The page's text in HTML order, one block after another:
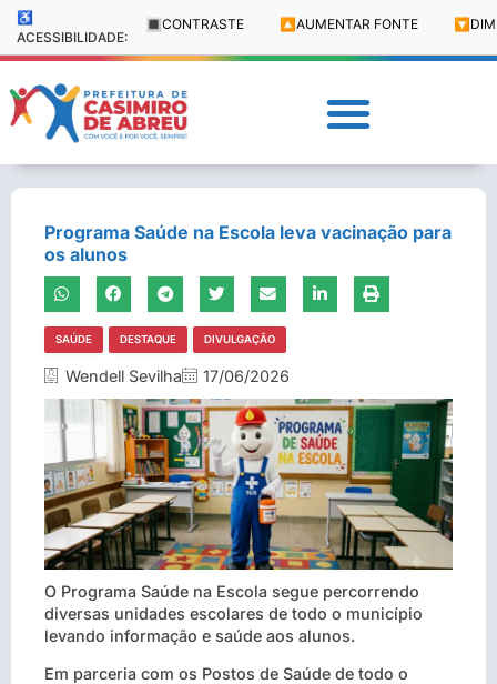
♿
ACESSIBILIDADE:
🔳 CONTRASTE 🔼 AUMENTAR FONTE 🔽
Programa Saúde na Escola leva vacinação para
os alunos
SAÚDE DESTAQUE DIVULGAÇÃO
Wendell Sevilha 17/06/2026
O Programa Saúde na Escola segue percorrendo
diversas unidades escolares de todo o município
levando informação e saúde aos alunos.
Em parceria com os Postos de Saúde de todo o